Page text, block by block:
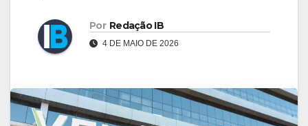
Por Redação IB
4 DE MAIO DE 2026